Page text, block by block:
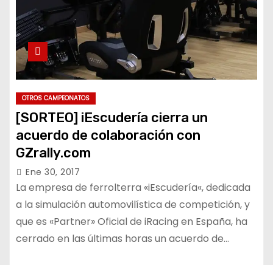
OTROS CAMPEONATOS
[SORTEO] iEscudería cierra un
acuerdo de colaboración con
GZrally.com
Ene 30, 2017
La empresa de ferrolterra «iEscudería«, dedicada
a la simulación automovilística de competición, y
que es «Partner» Oficial de iRacing en España, ha
cerrado en las últimas horas un acuerdo de…